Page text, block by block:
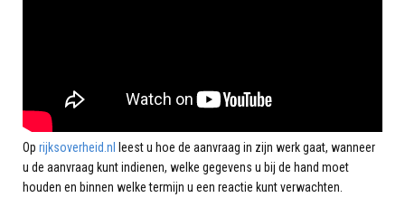
Op rijksoverheid.nl
leest u hoe de aanvraag in zijn werk gaat, wanneer
u de aanvraag kunt indienen, welke gegevens u bij de hand moet
houden en binnen welke termijn u een reactie kunt verwachten.